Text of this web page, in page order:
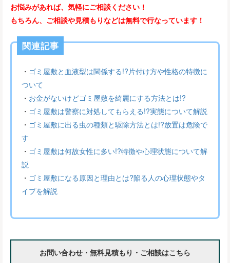
お悩みがあれば、気軽にご相談ください！
もちろん、ご相談や見積もりなどは無料で行なっています！
関連記事
・ ゴミ屋敷と血液型は関係する!?片付け方や性格の特徴に
ついて
・ お金がないけどゴミ屋敷を綺麗にする方法とは!?
・ ゴミ屋敷は警察に対処してもらえる!?実態について解説
・ ゴミ屋敷に出る虫の種類と駆除方法とは!?放置は危険で
す
・ ゴミ屋敷は何故女性に多い!?特徴や心理状態について解
説
・ ゴミ屋敷になる原因と理由とは?陥る人の心理状態やタ
イプを解説
お問い合わせ・無料見積もり・ご相談はこちら